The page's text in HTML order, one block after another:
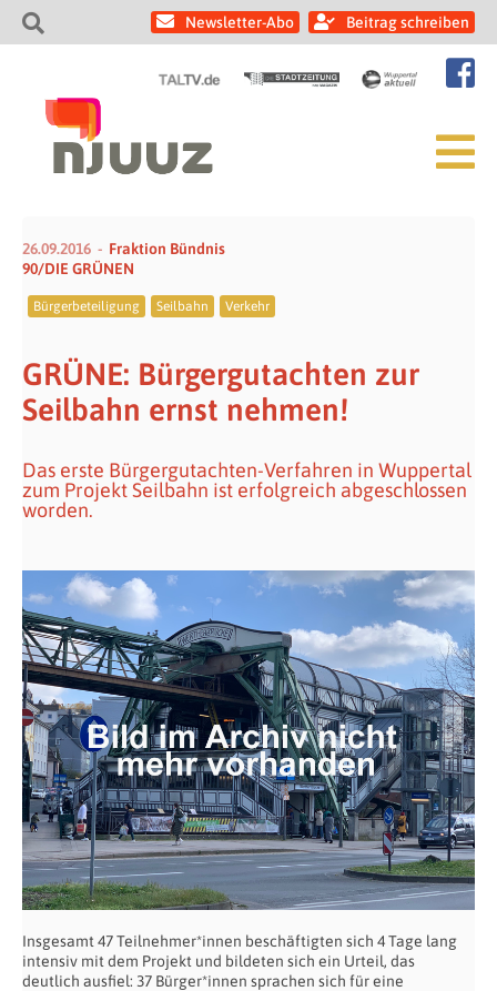
Newsletter-Abo Beitrag schreiben
26.09.2016
Fraktion Bündnis
90/DIE GRÜNEN
Bürgerbeteiligung Seilbahn Verkehr
GRÜNE: Bürgergutachten zur
Seilbahn ernst nehmen!
Das erste Bürgergutachten-Verfahren in Wuppertal
zum Projekt Seilbahn ist erfolgreich abgeschlossen
worden.
Insgesamt 47 Teilnehmer*innen beschäftigten sich 4 Tage lang
intensiv mit dem Projekt und bildeten sich ein Urteil, das
deutlich ausfiel: 37 Bürger*innen sprachen sich für eine